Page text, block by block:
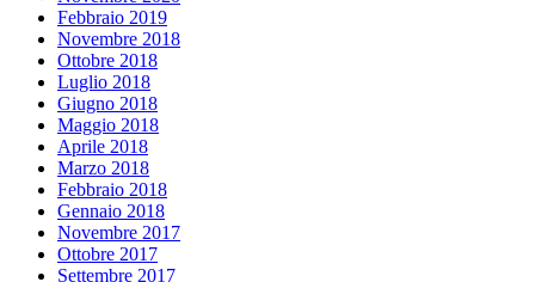
Febbraio 2019
Novembre 2018
Ottobre 2018
Luglio 2018
Giugno 2018
Maggio 2018
Aprile 2018
Marzo 2018
Febbraio 2018
Gennaio 2018
Novembre 2017
Ottobre 2017
Settembre 2017